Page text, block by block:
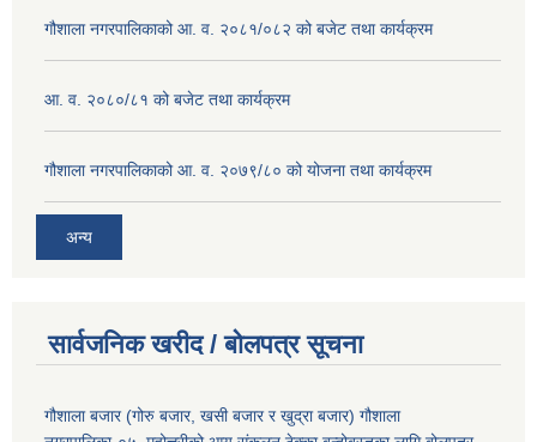
गौशाला नगरपालिकाको आ. व. २०८१/०८२ को बजेट तथा कार्यक्रम
आ. व. २०८०/८१ को बजेट तथा कार्यक्रम
गौशाला नगरपालिकाको आ. व. २०७९/८० को योजना तथा कार्यक्रम
अन्य
सार्वजनिक खरीद / बोलपत्र सूचना
गौशाला बजार (गोरु बजार, खसी बजार र खुद्रा बजार) गौशाला